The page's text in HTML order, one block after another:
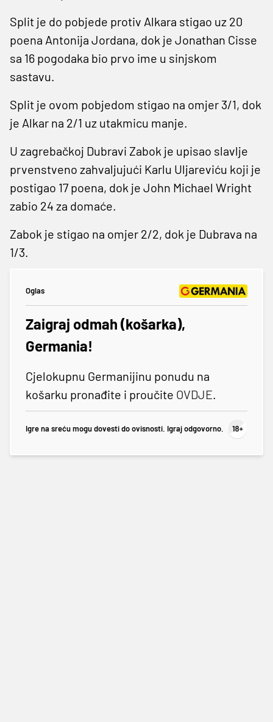
Split je do pobjede protiv Alkara stigao uz 20
poena Antonija Jordana, dok je Jonathan Cisse
sa 16 pogodaka bio prvo ime u sinjskom
sastavu.
Split je ovom pobjedom stigao na omjer 3/1, dok
je Alkar na 2/1 uz utakmicu manje.
U zagrebačkoj Dubravi Zabok je upisao slavlje
prvenstveno zahvaljujući Karlu Uljareviću koji je
postigao 17 poena, dok je John Michael Wright
zabio 24 za domaće.
Zabok je stigao na omjer 2/2, dok je Dubrava na
1/3.
Oglas
Zaigraj odmah (košarka),
Germania!
Cjelokupnu Germanijinu ponudu na
košarku pronađite i proučite OVDJE.
Igre na sreću mogu dovesti do ovisnosti. Igraj odgovorno.